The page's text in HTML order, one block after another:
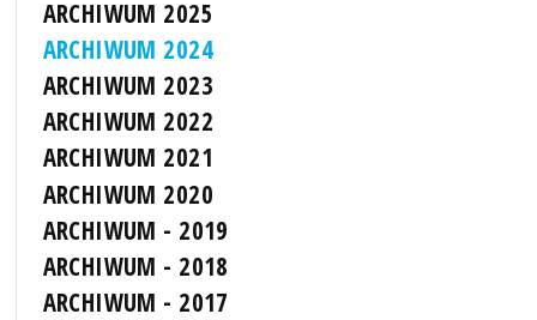
ARCHIWUM 2025
ARCHIWUM 2024
ARCHIWUM 2023
ARCHIWUM 2022
ARCHIWUM 2021
ARCHIWUM 2020
ARCHIWUM - 2019
ARCHIWUM - 2018
ARCHIWUM - 2017